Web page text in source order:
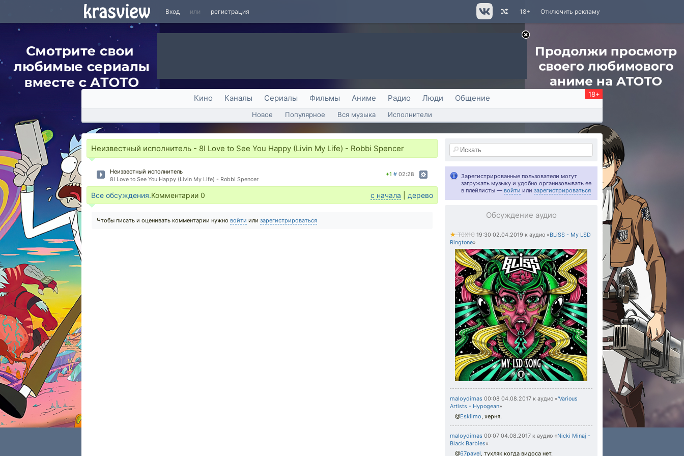
Вход или регистрация Отключить рекламу
18+
Кино Каналы Сериалы Фильмы Аниме Радио Люди Общение 18+
Новое Популярное Вся музыка Исполнители
Неизвестный исполнитель - 8I Love to See You Happy (Livin My Life) - Robbi Spencer
Неизвестный исполнитель
8I Love to See You Happy (Livin My Life) - Robbi Spencer
+1 # 02:28
Все обсуждения.Комментарии 0 с начала дерево
Чтобы писать и оценивать комментарии нужно войти или зарегистрироваться
Зарегистрированные пользователи могут
загружать музыку и удобно организовывать ее
в плейлисты — войти или зарегистрироваться
Обсуждение аудио
★T0X1C 19:30 02.04.2019 к аудио «BLiSS - My LSD
Ringtone»
maloydimas 00:08 04.08.2017 к аудио «'Various
Artists - Hypogean»
@Eskiimo, херня.
maloydimas 00:07 04.08.2017 к аудио «Nicki Minaj -
Black Barbies»
@67pavel, тухляк когда видоса нет.